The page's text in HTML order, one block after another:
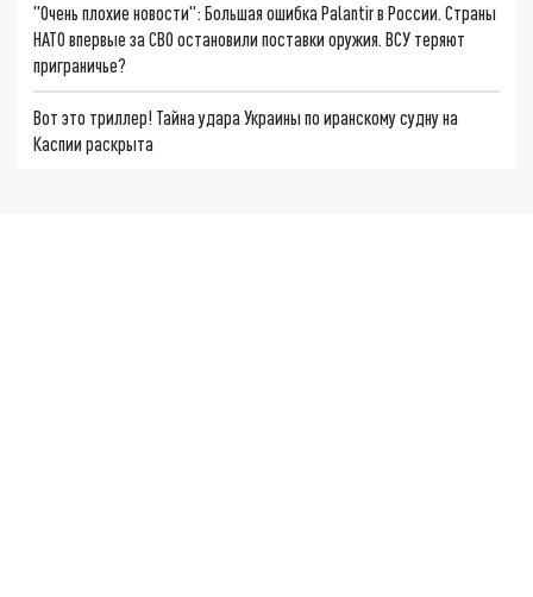
"Очень плохие новости": Большая ошибка Palantir в России. Страны
НАТО впервые за СВО остановили поставки оружия. ВСУ теряют
приграничье?
Вот это триллер! Тайна удара Украины по иранскому судну на
Каспии раскрыта